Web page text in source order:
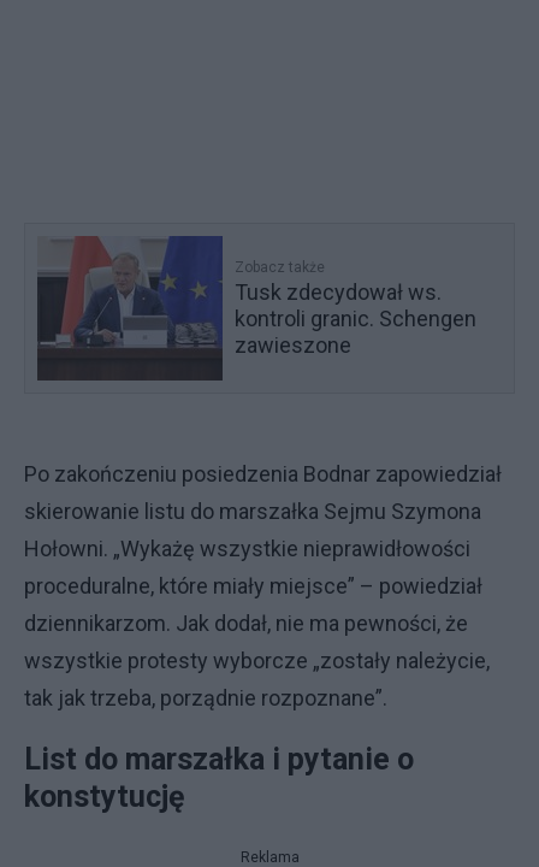
Zobacz także
Tusk zdecydował ws.
kontroli granic. Schengen
zawieszone
Po zakończeniu posiedzenia Bodnar zapowiedział
skierowanie listu do marszałka Sejmu Szymona
Hołowni. „Wykażę wszystkie nieprawidłowości
proceduralne, które miały miejsce” – powiedział
dziennikarzom. Jak dodał, nie ma pewności, że
wszystkie protesty wyborcze „zostały należycie,
tak jak trzeba, porządnie rozpoznane”.
List do marszałka i pytanie o
konstytucję
Reklama